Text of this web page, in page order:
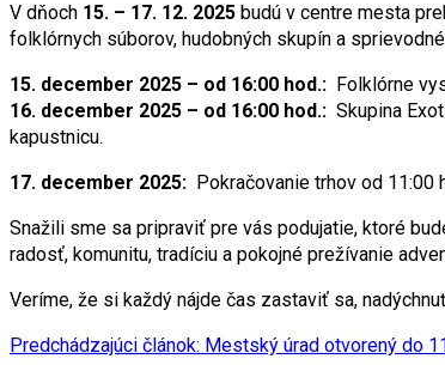
V dňoch 15. – 17. 12. 2025 budú v centre mesta
folklórnych súborov, hudobných skupín a
15. december 2025 – od 16:00 hod.: Folklórne
16. december 2025 – od 16:00 hod.: Skupina
kapustnicu.
17. december 2025: Pokračovanie trhov od 11:00
Snažili sme sa pripraviť pre vás podujatie, ktoré
radosť, komunitu, tradíciu a pokojné prežívanie
Veríme, že si každý nájde čas zastaviť sa,
Predchádzajúci článok: Mestský úrad otvorený do